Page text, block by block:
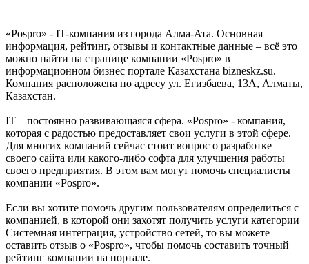
«Pospro» - IT-компания из города Алма-Ата. Основная
информация, рейтинг, отзывы и контактные данные – всё это
можно найти на странице компании «Pospro» в
информационном бизнес портале Казахстана bizneskz.su.
Компания расположена по адресу ул. Егизбаева, 13А, Алматы,
Казахстан.
IT – постоянно развивающаяся сфера. «Pospro» - компания,
которая с радостью предоставляет свои услуги в этой сфере.
Для многих компаний сейчас стоит вопрос о разработке
своего сайта или какого-либо софта для улучшения работы
своего предприятия. В этом вам могут помочь специалисты
компании «Pospro».
Если вы хотите помочь другим пользователям определиться с
компанией, в которой они захотят получить услуги категории
Системная интеграция, устройство сетей, то вы можете
оставить отзыв о «Pospro», чтобы помочь составить точный
рейтинг компании на портале.